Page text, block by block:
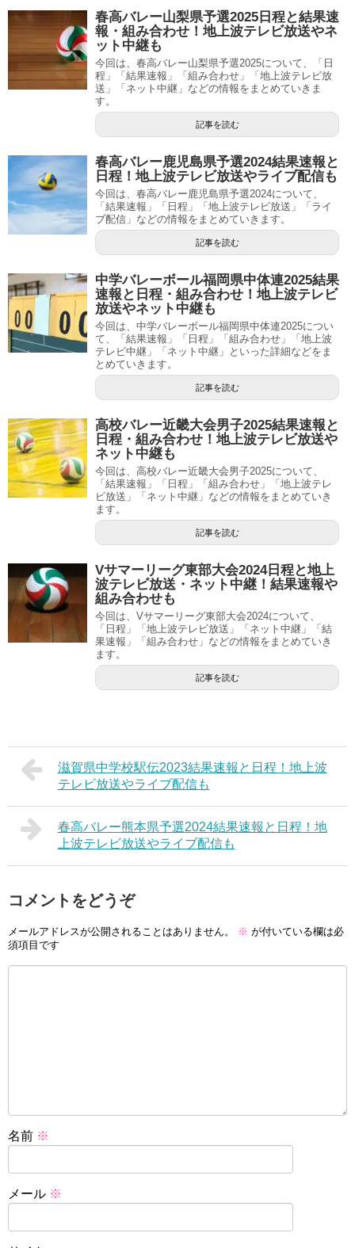
春高バレー山梨県予選2025日程と結果速
報・組み合わせ！地上波テレビ放送やネ
ット中継も
今回は、春高バレー山梨県予選2025について、「日
程」「結果速報」「組み合わせ」「地上波テレビ放
送」「ネット中継」などの情報をまとめていきま
す。
記事を読む
春高バレー鹿児島県予選2024結果速報と
日程！地上波テレビ放送やライブ配信も
今回は、春高バレー鹿児島県予選2024について、
「結果速報」「日程」「地上波テレビ放送」「ライ
ブ配信」などの情報をまとめていきます。
記事を読む
中学バレーボール福岡県中体連2025結果
速報と日程・組み合わせ！地上波テレビ
放送やネット中継も
今回は、中学バレーボール福岡県中体連2025につい
て、「結果速報」「日程」「組み合わせ」「地上波
テレビ中継」「ネット中継」といった詳細などをま
とめていきます。
記事を読む
高校バレー近畿大会男子2025結果速報と
日程・組み合わせ！地上波テレビ放送や
ネット中継も
今回は、高校バレー近畿大会男子2025について、
「結果速報」「日程」「組み合わせ」「地上波テレ
ビ放送」「ネット中継」などの情報をまとめていき
ます。
記事を読む
Vサマーリーグ東部大会2024日程と地上
波テレビ放送・ネット中継！結果速報や
組み合わせも
今回は、Vサマーリーグ東部大会2024について、
「日程」「地上波テレビ放送」「ネット中継」「結
果速報」「組み合わせ」などの情報をまとめていき
ます。
記事を読む
滋賀県中学校駅伝2023結果速報と日程！地上波
テレビ放送やライブ配信も
春高バレー熊本県予選2024結果速報と日程！地
上波テレビ放送やライブ配信も
コメントをどうぞ
メールアドレスが公開されることはありません。 ※ が付いている欄は必
須項目です
名前 ※
メール ※